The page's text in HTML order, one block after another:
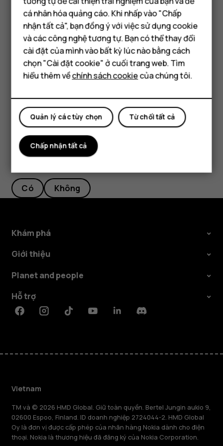
Điện thoại thông minh
Điện thoại phổ thông
Máy tính bảng
dụng. Chạm vào Cài đặt>Mạng & Internet>
chuyển thành
Tắt. Nếu bạn đang nghe nhạc hoặc
đang sử dụng điện thoại, nhưng không muốn thực
hiện hoặc nhận cuộc gọi, hãy bật chế độ trên máy
bay. Chạm vàoCài đặt>Mạng & Internet>Chế độ
trên máy bay . Chế độ trên máy bay sẽ đóng các kết
nối tới mạng di động và tắt các tính năng không dây
Có Không
Khám phá
Giới thiệu
Planet and people
Hỗ trợ
FacebookInstagramTiktokYoutubeLinkedinDiscord
Vietnam
TM và © 2026 HMD Global. Giữ toàn quyền. Bertel Jungin aukio 9,
02600 Espoo, Finland. ID doanh nghiệp 2724044-2. HMD Global
Oy là đơn vị được cấp phép của nhãn hàng Nokia dành cho điện
thoại. Nokia là thương hiệu đã đăng ký của Nokia Corporation.
cá nhân hóa quảng cáo. Khi nhấp vào "Chấp
nhận tất cả", bạn đồng ý với việc sử dụng cookie
và các công nghệ tương tự. Bạn có thể thay đổi
cài đặt của mình vào bất kỳ lúc nào bằng cách
chọn "Cài đặt cookie" ở cuối trang web. Tìm
hiểu thêm vềchính sách cookiecủa chúng tôi.
Từ chối tất cả
Quản lý các tùy chọn
Chấp nhận tất cả